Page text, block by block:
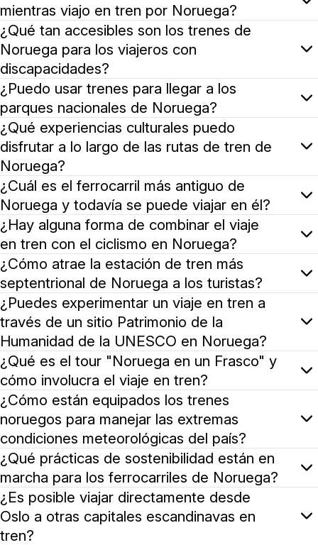
mientras viajo en tren por Noruega?
Los viajes en tren en Noruega, especialmente
¿Qué tan accesibles son los trenes de
Noruega para los viajeros con
discapacidades?
Noruega está comprometida en hacer que los viajes
¿Puedo usar trenes para llegar a los
parques nacionales de Noruega?
Aunque el acceso directo en tren a los parques
¿Qué experiencias culturales puedo
disfrutar a lo largo de las rutas de tren de
Noruega?
Las rutas de tren de Noruega ofrecen más que solo
¿Cuál es el ferrocarril más antiguo de
Noruega y todavía se puede viajar en él?
El ferrocarril más antiguo de Noruega es la Línea
¿Hay alguna forma de combinar el viaje
en tren con el ciclismo en Noruega?
Sí, Noruega fomenta la combinación del viaje en tren
¿Cómo atrae la estación de tren más
septentrional de Noruega a los turistas?
La estación de tren más septentrional de Noruega, y
¿Puedes experimentar un viaje en tren a
través de un sitio Patrimonio de la
Humanidad de la UNESCO en Noruega?
Absolutamente, el Ferrocarril de Flåm ofrece esa
¿Qué es el tour "Noruega en un Frasco" y
cómo involucra el viaje en tren?
El tour "Noruega en un Frasco" es un paquete
¿Cómo están equipados los trenes
noruegos para manejar las extremas
condiciones meteorológicas del país?
Los trenes noruegos están especialmente diseñados
¿Qué prácticas de sostenibilidad están en
marcha para los ferrocarriles de Noruega?
Los ferrocarriles de Noruega se centran en la
¿Es posible viajar directamente desde
Oslo a otras capitales escandinavas en
tren?